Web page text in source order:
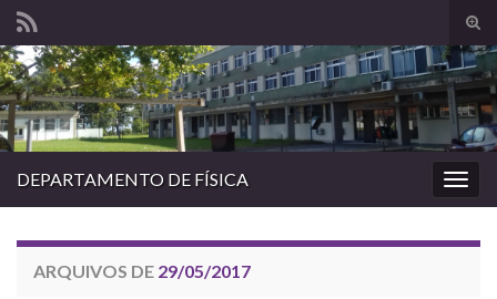
de
Search for:
DEPARTAMENTO DE FÍSICA
ARQUIVOS DE 29/05/2017